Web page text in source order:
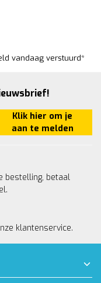
vandaag verstuurd*
Klik hier om je
aan te melden
bestelling, betaal
klantenservice.